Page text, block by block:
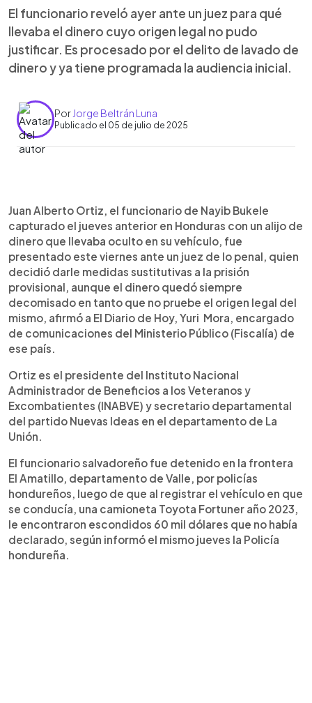
El funcionario reveló ayer ante un juez para qué
llevaba el dinero cuyo origen legal no pudo
justificar. Es procesado por el delito de lavado de
dinero y ya tiene programada la audiencia inicial.
Por Jorge Beltrán Luna
Publicado el 05 de julio de 2025
► Escuchar artículo
Juan Alberto Ortiz, el funcionario de Nayib Bukele
capturado el jueves anterior en Honduras con un alijo de
dinero que llevaba oculto en su vehículo, fue
presentado este viernes ante un juez de lo penal, quien
decidió darle medidas sustitutivas a la prisión
provisional, aunque el dinero quedó siempre
decomisado en tanto que no pruebe el origen legal del
mismo, afirmó a El Diario de Hoy, Yuri Mora, encargado
de comunicaciones del Ministerio Público (Fiscalía) de
ese país.
Ortiz es el presidente del Instituto Nacional
Administrador de Beneficios a los Veteranos y
Excombatientes (INABVE) y secretario departamental
del partido Nuevas Ideas en el departamento de La
Unión.
El funcionario salvadoreño fue detenido en la frontera
El Amatillo, departamento de Valle, por policías
hondureños, luego de que al registrar el vehículo en que
se conducía, una camioneta Toyota Fortuner año 2023,
le encontraron escondidos 60 mil dólares que no había
declarado, según informó el mismo jueves la Policía
hondureña.